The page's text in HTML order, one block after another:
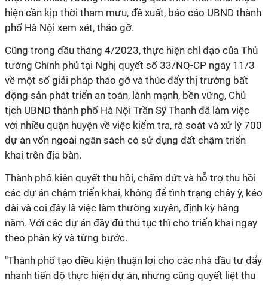
hiện cần kịp thời tham mưu, đề xuất, báo cáo UBND thành
phố Hà Nội xem xét, tháo gỡ.
Cũng trong đầu tháng 4/2023, thực hiện chỉ đạo của Thủ
tướng Chính phủ tại Nghị quyết số 33/NQ-CP ngày 11/3
về một số giải pháp tháo gỡ và thúc đẩy thị trường bất
động sản phát triển an toàn, lành mạnh, bền vững, Chủ
tịch UBND thành phố Hà Nội Trần Sỹ Thanh đã làm việc
với nhiều quận huyện về việc kiểm tra, rà soát và xử lý 700
dự án vốn ngoài ngân sách có sử dụng đất chậm triển
khai trên địa bàn.
Thành phố kiên quyết thu hồi, chấm dứt và hỗ trợ thu hồi
các dự án chậm triển khai, không để tình trạng chây ỳ, kéo
dài và coi đây là việc làm thường xuyên, định kỳ hàng
năm. Với các dự án đầy đủ thủ tục thì cho triển khai ngay
theo phân kỳ và từng bước.
"Thành phố tạo điều kiện thuận lợi cho các nhà đầu tư đẩy
nhanh tiến độ thực hiện dự án, nhưng cũng quyết liệt thu